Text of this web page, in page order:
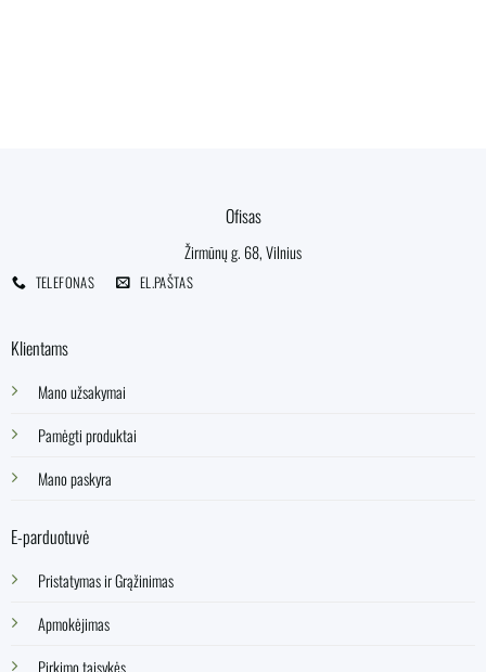
Ofisas
Žirmūnų g. 68, Vilnius
TELEFONAS EL.PAŠTAS
Klientams
Mano užsakymai
Pamėgti produktai
Mano paskyra
E-parduotuvė
Pristatymas ir Grąžinimas
Apmokėjimas
Pirkimo taisykės